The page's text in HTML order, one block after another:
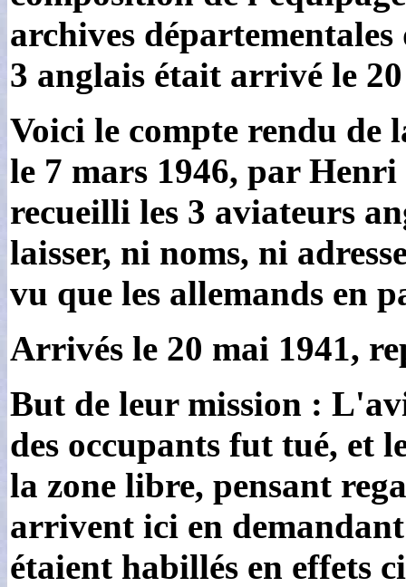
archives départementales
3 anglais était arrivé le
Voici le compte rendu de
le 7 mars 1946, par
recueilli les 3 aviateurs
laisser, ni noms, ni
vu que les allemands en
Arrivés le 20 mai 1941,
But de leur mission :
des occupants fut tué, et
la zone libre, pensant
arrivent ici en
étaient habillés en effets